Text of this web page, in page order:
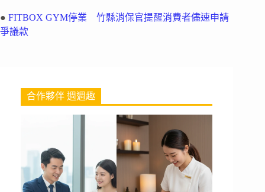
● FITBOX GYM停業 竹縣消保官提醒消費者儘速申請
爭議款
合作夥伴 週週趣